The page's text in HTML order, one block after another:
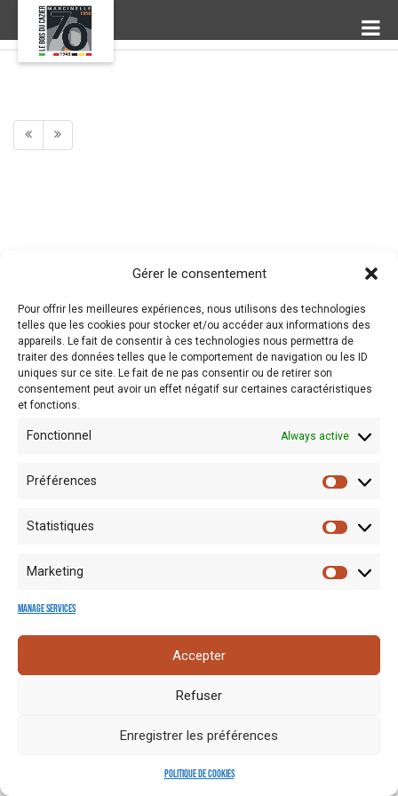
Gérer le consentement
Pour offrir les meilleures expériences, nous utilisons des technologies
telles que les cookies pour stocker et/ou accéder aux informations des
appareils. Le fait de consentir à ces technologies nous permettra de
traiter des données telles que le comportement de navigation ou les ID
uniques sur ce site. Le fait de ne pas consentir ou de retirer son
consentement peut avoir un effet négatif sur certaines caractéristiques
et fonctions.
Fonctionnel Always active
Préférences
Statistiques
Marketing
Manage services
Accepter
Refuser
Enregistrer les préférences
Politique de cookies
Mentions
Espace
presse